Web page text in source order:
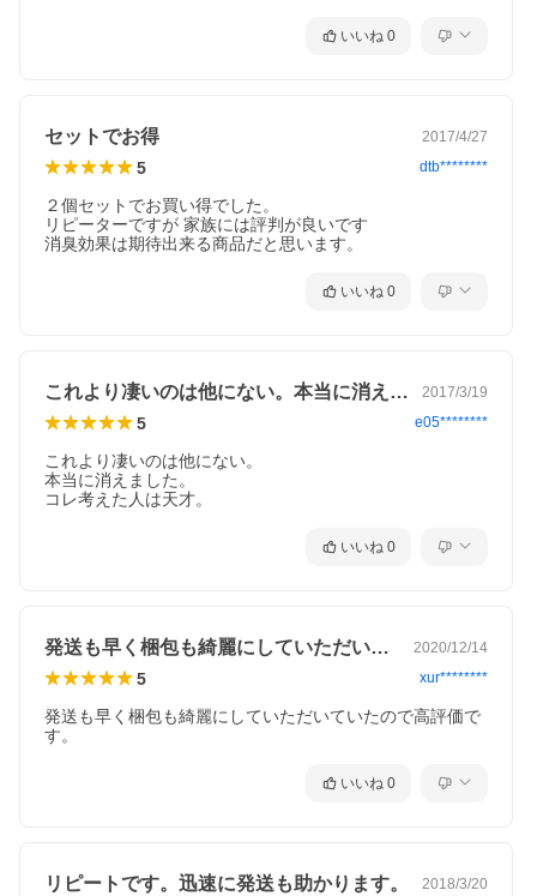
いいね 0
セットでお得 2017/4/27
5 dtb********
２個セットでお買い得でした。
リピーターですが 家族には評判が良いです
消臭効果は期待出来る商品だと思います。
いいね 0
これより凄いのは他にない。本当に消えま… 2017/3/19
5 e05********
これより凄いのは他にない。
本当に消えました。
コレ考えた人は天才。
いいね 0
発送も早く梱包も綺麗にしていただいてい… 2020/12/14
5 xur********
発送も早く梱包も綺麗にしていただいていたので高評価で
す。
いいね 0
リピートです。迅速に発送も助かります。 2018/3/20